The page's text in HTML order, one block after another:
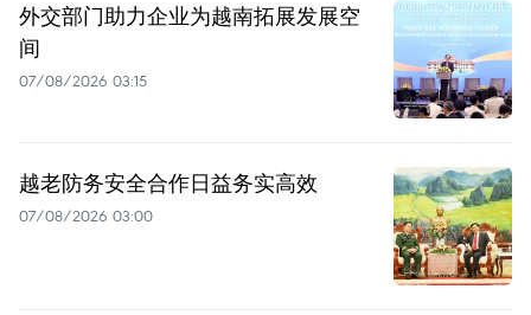
外交部门助力企业为越南拓展发展空
间
07/08/2026 03:15
越老防务安全合作日益务实高效
07/08/2026 03:00